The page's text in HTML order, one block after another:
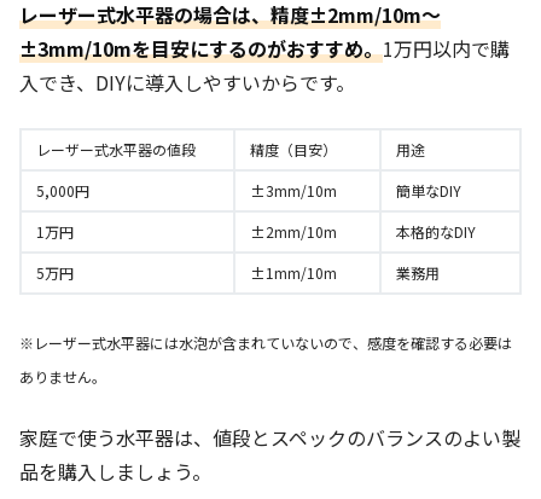
レーザー式水平器の場合は、精度±2mm/10m～
±3mm/10mを目安にするのがおすすめ。1万円以内で購
入でき、DIYに導入しやすいからです。
レーザー式水平器の値段 精度（目安）
用途
5,000円
±3mm/10m
簡単なDIY
1万円
±2mm/10m
本格的なDIY
5万円
±1mm/10m 業務用
※レーザー式水平器には水泡が含まれていないので、感度を確認する必要は
ありません。
家庭で使う水平器は、値段とスペックのバランスのよい製
品を購入しましょう。